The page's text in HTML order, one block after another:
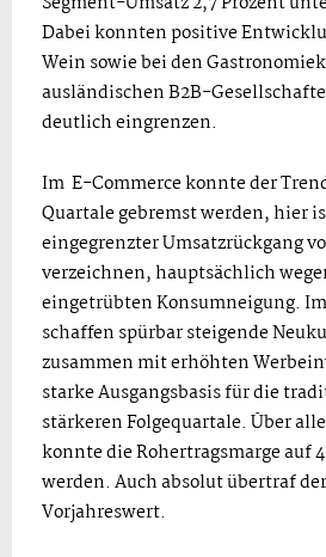
Dabei konnten positive
Wein sowie bei den
ausländischen B2B-
deutlich eingrenzen.
Im E-Commerce konnte der
Quartale gebremst werden, hier
eingegrenzter Umsatzrückgang
verzeichnen, hauptsächlich
eingetrübten Konsumneigung.
schaffen spürbar steigende
zusammen mit erhöhten
starke Ausgangsbasis für die
stärkeren Folgequartale. Über
konnte die Rohertragsmarge auf
werden. Auch absolut übertraf
Vorjahreswert.